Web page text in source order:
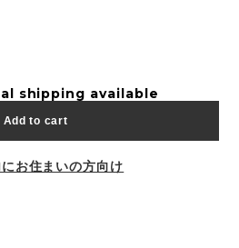
shipping available
Add to cart
お住まいの方向け